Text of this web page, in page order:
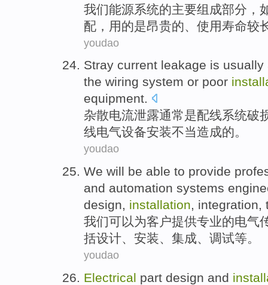
我们能源系统的主要组成部分，
配 ，用的是昂贵的、使用寿命较
youdao
Stray current leakage is usually
the wiring system or poor
equipment.
杂散电流泄露通常是配线系统破
线电气设备安装不当造成的。
youdao
We will be able to provide
and automation systems
design, installation, integration,
我们可以为客户提供专业的电气
括设计、 安装、 集成、 调试等。
youdao
Electrical part design and